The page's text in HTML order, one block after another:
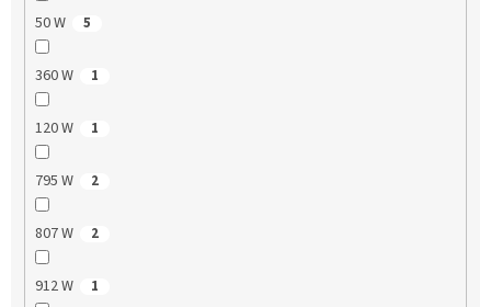
50 W 5
360 W 1
120 W 1
795 W 2
807 W 2
912 W 1